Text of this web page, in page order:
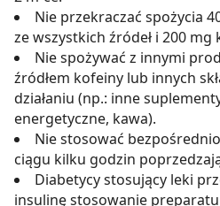
Nie przekraczać spożycia
ze wszystkich źródeł i 200
Nie spożywać z innymi
źródłem kofeiny lub innych
działaniu (np.: inne
energetyczne, kawa).
Nie stosować
ciągu kilku godzin
Diabetycy stosujący leki
insulinę stosowanie